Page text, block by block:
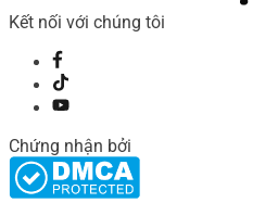
Kết nối với chúng tôi
Chứng nhận bởi